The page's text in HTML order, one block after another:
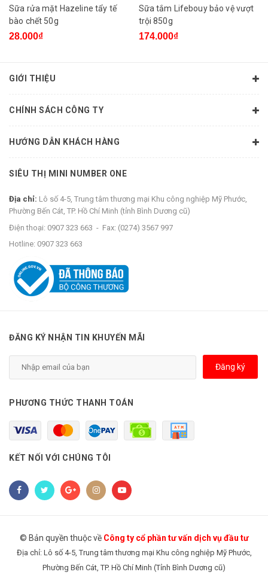
Sữa rửa mặt Hazeline tẩy tế
bào chết 50g
28.000₫
Sữa tắm Lifebouy bảo vệ vượt
trội 850g
174.000₫
GIỚI THIỆU
CHÍNH SÁCH CÔNG TY
HƯỚNG DẪN KHÁCH HÀNG
SIÊU THỊ MINI NUMBER ONE
Địa chỉ: Lô số 4-5, Trung tâm thương mại Khu công nghiệp Mỹ Phước,
Phường Bến Cát, TP. Hồ Chí Minh (tỉnh Bình Dương cũ)
Điện thoại: 0907 323 663 - Fax: (0274) 3567 997
Hotline: 0907 323 663
ĐĂNG KÝ NHẬN TIN KHUYẾN MÃI
Đăng ký
PHƯƠNG THỨC THANH TOÁN
KẾT NỐI VỚI CHÚNG TÔI
© Bản quyền thuộc về Công ty cổ phần tư vấn dịch vụ đầu tư
Địa chỉ: Lô số 4-5, Trung tâm thương mại Khu công nghiệp Mỹ Phước,
Phường Bến Cát, TP. Hồ Chí Minh (Tỉnh Bình Dương cũ)